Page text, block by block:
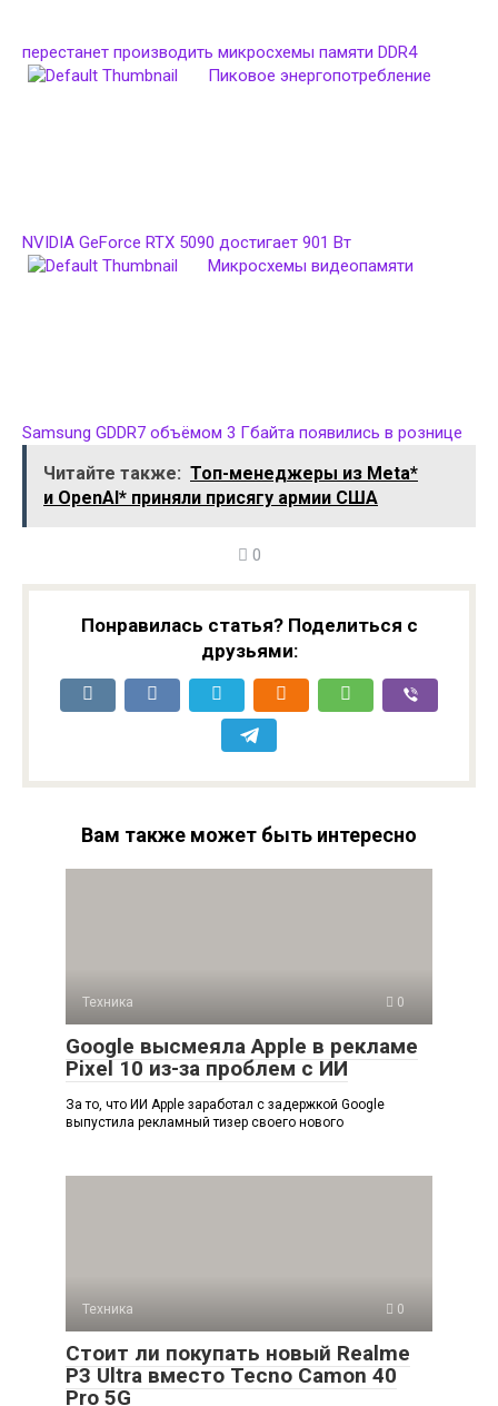
перестанет производить микросхемы памяти DDR4
Пиковое энергопотребление
NVIDIA GeForce RTX 5090 достигает 901 Вт
Микросхемы видеопамяти
Samsung GDDR7 объёмом 3 Гбайта появились в рознице
Читайте также: Топ-менеджеры из Meta*
и OpenAI* приняли присягу армии США
0
Понравилась статья? Поделиться с
друзьями:
Вам также может быть интересно
Техника 0
Google высмеяла Apple в рекламе
Pixel 10 из-за проблем с ИИ
За то, что ИИ Apple заработал с задержкой Google
выпустила рекламный тизер своего нового
Техника 0
Стоит ли покупать новый Realme
P3 Ultra вместо Tecno Camon 40
Pro 5G